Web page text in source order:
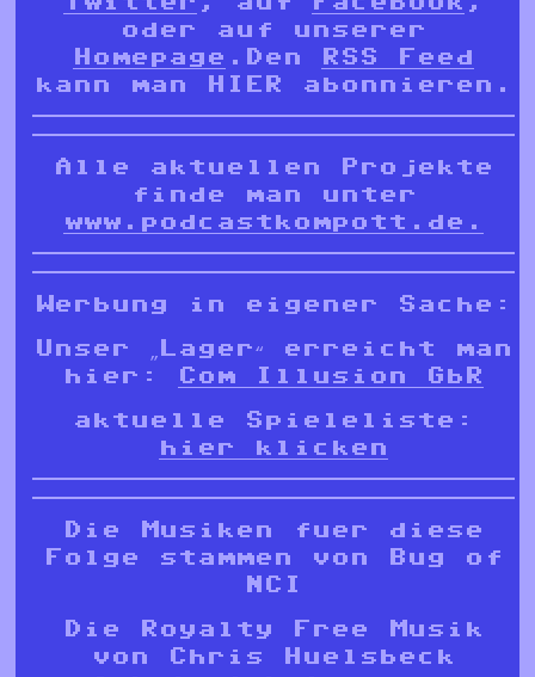
oder auf unserer
Homepage .Den
RSS Feed
kann man HIER abonnieren.
Alle aktuellen Projekte
finde man unter
www.podcastkompott.de.
Werbung in eigener Sache:
Unser „Lager“ erreicht man
hier:
Com Illusion GbR
aktuelle Spieleliste:
hier klicken
Die Musiken fuer diese
Folge stammen von Bug of
NCI
Die Royalty Free Musik
von Chris Huelsbeck